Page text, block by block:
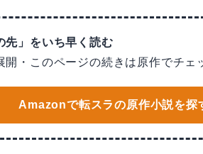
先」をいち早く読む
開・このページの続きは原作でチェ
Amazonで転スラの原作小説を探